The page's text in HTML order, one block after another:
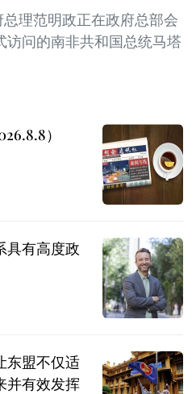
总理范明政正在政府总部会
访问的南非共和国总统马塔
）
具有高度政
东盟不仅适
并有效发挥